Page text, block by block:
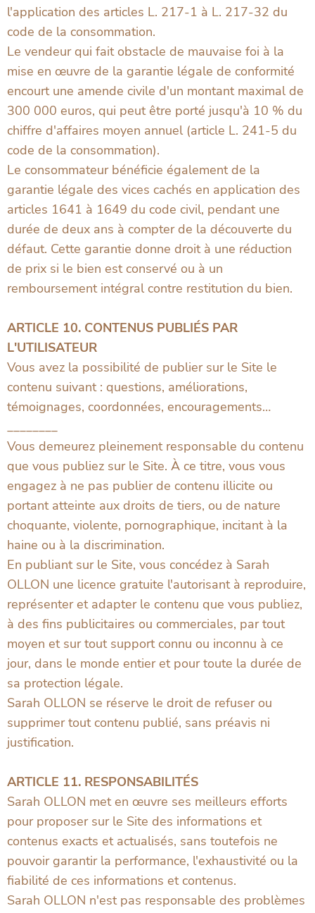
l'application des articles L. 217-1 à L. 217-32 du
code de la consommation.
Le vendeur qui fait obstacle de mauvaise foi à la
mise en œuvre de la garantie légale de conformité
encourt une amende civile d'un montant maximal de
300 000 euros, qui peut être porté jusqu'à 10 % du
chiffre d'affaires moyen annuel (article L. 241-5 du
code de la consommation).
Le consommateur bénéficie également de la
garantie légale des vices cachés en application des
articles 1641 à 1649 du code civil, pendant une
durée de deux ans à compter de la découverte du
défaut. Cette garantie donne droit à une réduction
de prix si le bien est conservé ou à un
remboursement intégral contre restitution du bien.
ARTICLE 10. CONTENUS PUBLIÉS PAR
L'UTILISATEUR
Vous avez la possibilité de publier sur le Site le
contenu suivant : questions, améliorations,
témoignages, coordonnées, encouragements…
________
Vous demeurez pleinement responsable du contenu
que vous publiez sur le Site. À ce titre, vous vous
engagez à ne pas publier de contenu illicite ou
portant atteinte aux droits de tiers, ou de nature
choquante, violente, pornographique, incitant à la
haine ou à la discrimination.
En publiant sur le Site, vous concédez à Sarah
OLLON une licence gratuite l'autorisant à reproduire,
représenter et adapter le contenu que vous publiez,
à des fins publicitaires ou commerciales, par tout
moyen et sur tout support connu ou inconnu à ce
jour, dans le monde entier et pour toute la durée de
sa protection légale.
Sarah OLLON se réserve le droit de refuser ou
supprimer tout contenu publié, sans préavis ni
justification.
ARTICLE 11. RESPONSABILITÉS
Sarah OLLON met en œuvre ses meilleurs efforts
pour proposer sur le Site des informations et
contenus exacts et actualisés, sans toutefois ne
pouvoir garantir la performance, l'exhaustivité ou la
fiabilité de ces informations et contenus.
Sarah OLLON n'est pas responsable des problèmes